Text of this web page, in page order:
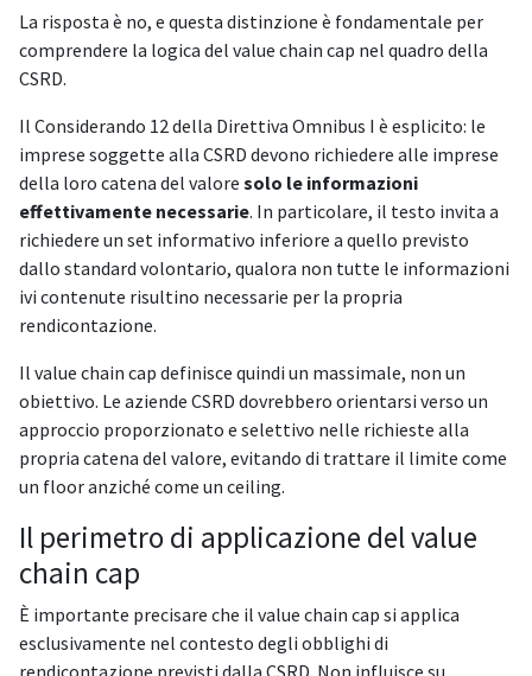
La risposta è no, e questa distinzione è fondamentale per
comprendere la logica del value chain cap nel quadro della
CSRD.
Il Considerando 12 della Direttiva Omnibus I è esplicito: le
imprese soggette alla CSRD devono richiedere alle imprese
della loro catena del valore solo le informazioni
effettivamente necessarie. In particolare, il testo invita a
richiedere un set informativo inferiore a quello previsto
dallo standard volontario, qualora non tutte le informazioni
ivi contenute risultino necessarie per la propria
rendicontazione.
Il value chain cap definisce quindi un massimale, non un
obiettivo. Le aziende CSRD dovrebbero orientarsi verso un
approccio proporzionato e selettivo nelle richieste alla
propria catena del valore, evitando di trattare il limite come
un floor anziché come un ceiling.
Il perimetro di applicazione del value
chain cap
È importante precisare che il value chain cap si applica
esclusivamente nel contesto degli obblighi di
rendicontazione previsti dalla CSRD. Non influisce su